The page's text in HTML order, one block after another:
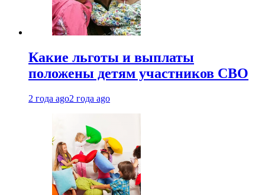
Какие льготы и выплаты
положены детям участников СВО
2 года ago2 года ago